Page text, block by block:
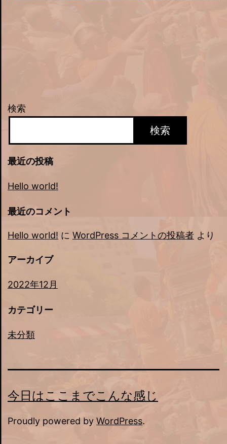
検索
検索
最近の投稿
Hello world!
最近のコメント
Hello world! に WordPress コメントの投稿者 より
アーカイブ
2022年12月
カテゴリー
未分類
今日はここまでこんな感じ
Proudly powered by WordPress.